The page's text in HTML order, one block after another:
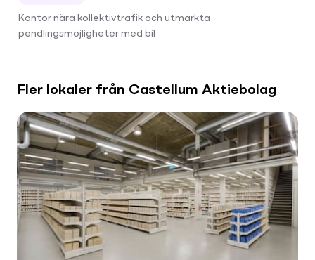
Kontor nära kollektivtrafik och utmärkta
pendlingsmöjligheter med bil
Fler lokaler från Castellum Aktiebolag